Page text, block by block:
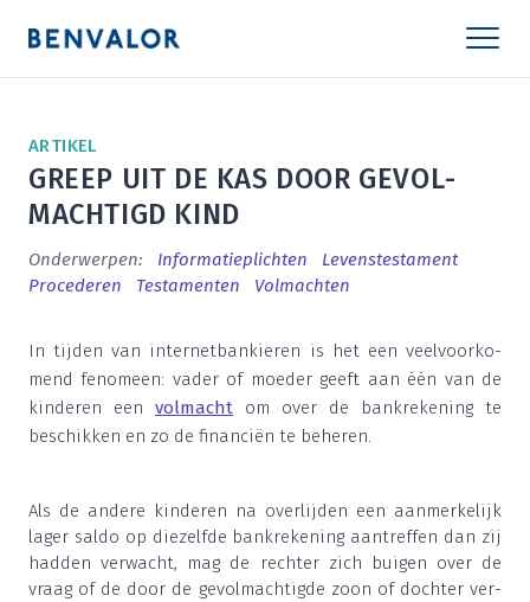
ARTI­KEL
GREEP UIT DE KAS DOOR GEVOL­
MACH­TIGD KIND
Onderwerpen: Infor­ma­tie­plich­ten
Levens­tes­ta­ment
Pro­ce­de­ren
Tes­ta­men­ten Vol­mach­ten
In tij­den van inter­net­ban­kie­ren is het een veel­voor­ko­
mend feno­meen: vader of moe­der geeft aan één van de
kin­de­ren een vol­macht om over de bank­re­ke­ning te
beschik­ken en zo de finan­ci­ën te beheren.
Als de ande­re kin­de­ren na over­lij­den een aan­mer­ke­lijk
lager sal­do op die­zelf­de bank­re­ke­ning aan­tref­fen dan zij
had­den ver­wacht, mag de rech­ter zich bui­gen over de
vraag of de door de gevol­mach­tig­de zoon of doch­ter ver­